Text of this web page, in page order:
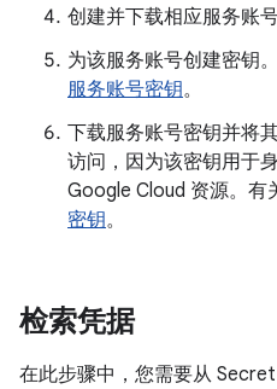
创建并下载相应服务账号
为该服务账号创建密钥
服务账号密钥。
下载服务账号密钥并将
访问，因为该密钥用于
Google Cloud 资源。有
密钥。
检索凭据
在此步骤中，您需要从